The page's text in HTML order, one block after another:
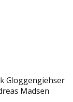
Gloggengiehser
Madsen